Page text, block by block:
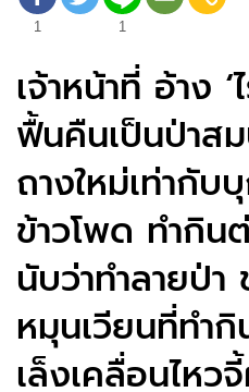
1 1
เจ้าหน้าที่ อ้าง
ฟื้นคืนเป็นป่าส
ถางใหม่เท่ากับ
ข้าวโพด ทำกิน
นับว่าทำลายป่า
หมุนเวียนที่ทำ
เล็งเคลื่อนไหว